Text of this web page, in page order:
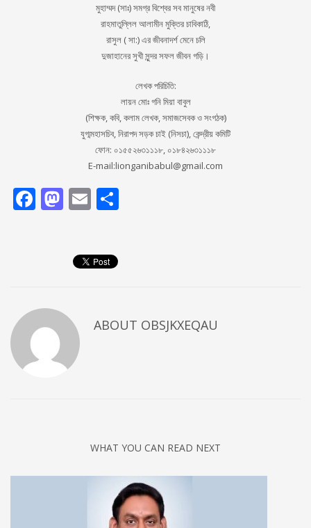
মুহাম্মদ (সাঃ) সমগ্র বিশ্বের সব মানুষের নবী
রাহমাতুল্লিল আলামীন মুক্তির চাবিকাঠি,
রাসুল ( সা:) এর জীবনাদর্শ মেনে চলি
দুজাহানের সুখী সুন্দর সফল জীবন গড়ি।
লেখক পরিচিতি:
লায়ন মোঃ গনি মিয়া বাবুল
(শিক্ষক, কবি, কলাম লেখক, সমাজসেবক ও সংগঠক)
যুগ্মমহাসচিব, নিরাপদ সড়ক চাই (নিসচা), কেন্দ্রীয় কমিটি
ফোন: ০১৫৫২৬৩১১১৮, ০১৮৪২৬৩১১১৮
E-mail:lionganibabul@gmail.com
Facebook
Mastodon
Email
ABOUT OBSJKXEQAU
WHAT YOU CAN READ NEXT